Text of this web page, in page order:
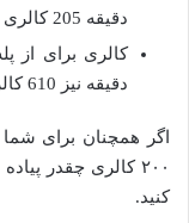
دقیقه 205 کالری خواهید سوزاند.
دقیقه نیز 610 کالری می سوزد.
اگر همچنان برای
۲۰۰ کالری چقدر
کنید.